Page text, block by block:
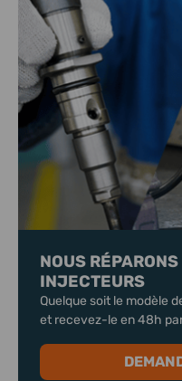
NOUS
INJECTEURS
Quelque soit le modèle
et recevez-le en 48h